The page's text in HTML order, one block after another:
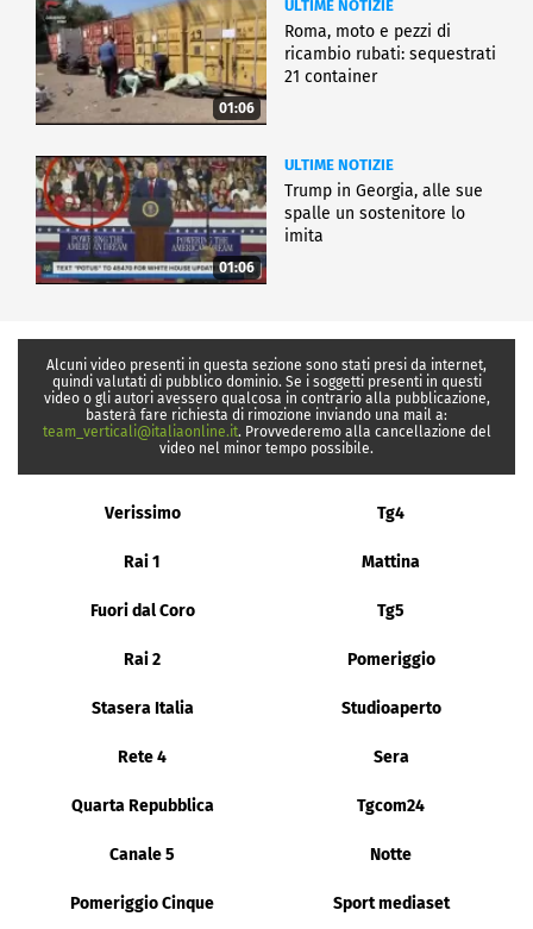
01:06
ULTIME NOTIZIE
Roma, moto e pezzi di
ricambio rubati: sequestrati
21 container
01:06
ULTIME NOTIZIE
Trump in Georgia, alle sue
spalle un sostenitore lo
imita
Alcuni video presenti in questa sezione sono stati presi da internet,
quindi valutati di pubblico dominio. Se i soggetti presenti in questi
video o gli autori avessero qualcosa in contrario alla pubblicazione,
basterà fare richiesta di rimozione inviando una mail a:
team_verticali@italiaonline.it. Provvederemo alla cancellazione del
video nel minor tempo possibile.
Verissimo Tg4
Rai 1 Mattina
Fuori dal Coro Tg5
Rai 2 Pomeriggio
Stasera Italia Studioaperto
Rete 4 Sera
Quarta Repubblica Tgcom24
Canale 5 Notte
Pomeriggio Cinque Sport mediaset